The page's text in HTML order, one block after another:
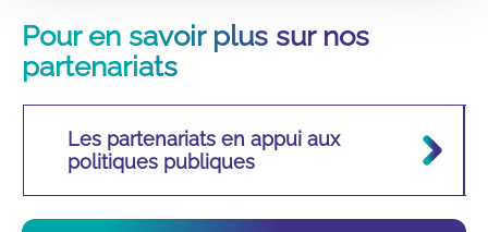
Pour en savoir plus sur nos
partenariats
Les partenariats en appui aux
politiques publiques